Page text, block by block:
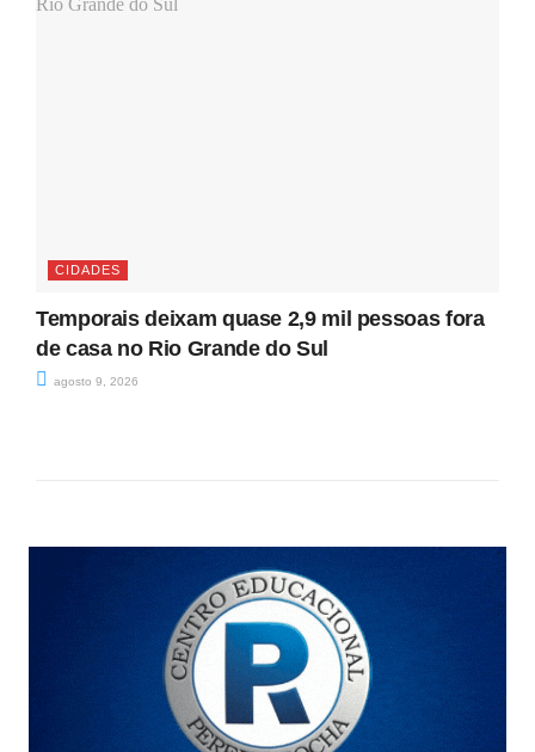
CIDADES
Temporais deixam quase 2,9 mil pessoas fora
de casa no Rio Grande do Sul
agosto 9, 2026